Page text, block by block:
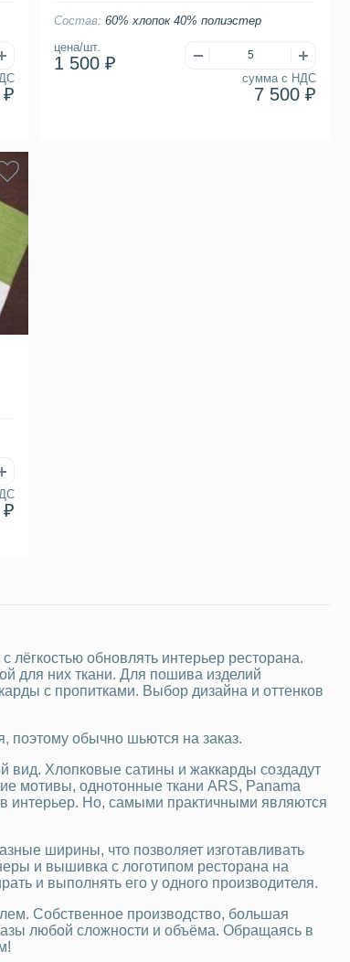
₽
цена/шт.
1 500 ₽
сумма с НДС
7 500 ₽
Состав: 60% хлопок 40% полиэстер
₽
обновлять интерьер ресторана.
для них ткани. Для пошива изделий
с пропитками. Выбор дизайна и оттенков
поэтому обычно шьются на заказ.
вид. Хлопковые сатины и жаккарды создадут
мотивы, однотонные ткани ARS, Panama
интерьер. Но, самыми практичными являются
ширины, что позволяет изготавливать
и вышивка с логотипом ресторана на
и выполнять его у одного производителя.
Собственное производство, большая
любой сложности и объёма. Обращаясь в